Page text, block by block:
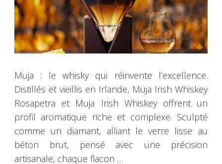
Muja : le whisky qui réinvente l’excellence.
Distillés et vieillis en Irlande, Muja Irish Whiskey
Rosapetra et Muja Irish Whiskey offrent un
profil aromatique riche et complexe. Sculpté
comme un diamant, alliant le verre lisse au
béton brut, pensé avec une précision
artisanale, chaque flacon …